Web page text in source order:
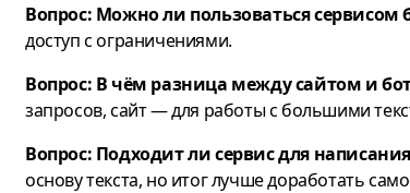
Вопрос: Можно ли пользоваться сервисом
доступ с ограничениями.
Вопрос: В чём разница между сайтом и
запросов, сайт — для работы с большими
Вопрос: Подходит ли сервис для
основу текста, но итог лучше доработать